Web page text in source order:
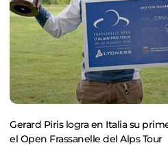
Gerard Piris logra en Italia su
el Open Frassanelle del Alps Tour